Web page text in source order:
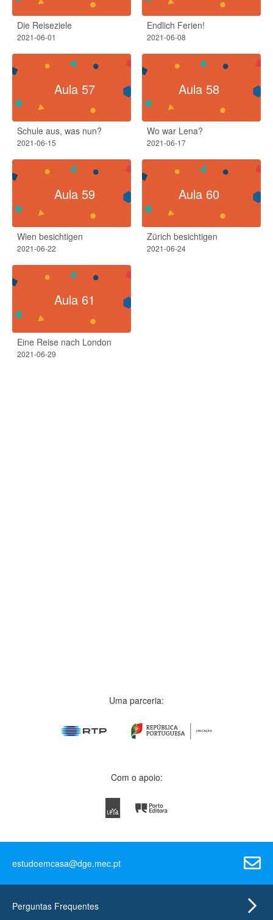
Die Reiseziele
2021-06-01
Endlich Ferien!
2021-06-08
Aula 57
Schule aus, was nun?
2021-06-15
Aula 58
Wo war Lena?
2021-06-17
Aula 59
Wien besichtigen
2021-06-22
Aula 60
Zürich besichtigen
2021-06-24
Aula 61
Eine Reise nach London
2021-06-29
Uma parceria:
Com o apoio:
estudoemcasa@dge.mec.pt
Perguntas Frequentes